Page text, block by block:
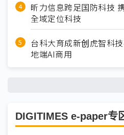
昕力信息跨足国防科技
全域定位科技
台科大育成新创虎智科
地端AI商用
DIGITIMES e-paper专